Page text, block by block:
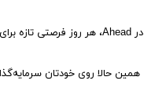
در Ahead، هر روز فرصتی تازه برای شروع دوباره است!
همین حالا روی خودتان